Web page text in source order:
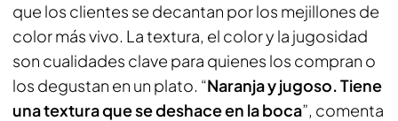
que los clientes se decantan por los mejillones de
color más vivo. La textura, el color y la jugosidad
son cualidades clave para quienes los compran o
los degustan en un plato. “Naranja y jugoso. Tiene
una textura que se deshace en la boca”, comenta